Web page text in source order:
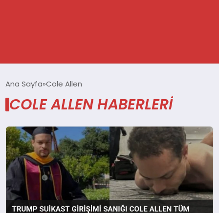
SPOR
DÜNYA
EKONOMİ
YAŞAM
TEKNOLOJİ
Ana Sayfa Cole Allen
COLE ALLEN HABERLERI